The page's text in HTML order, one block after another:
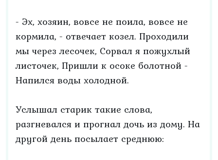
- Эх, хозяин, вовсе не поила, вовсе не
кормила, - отвечает козел. Проходили
мы через лесочек, Сорвал я пожухлый
листочек, Пришли к осоке болотной -
Напился воды холодной.
Услышал старик такие слова,
разгневался и прогнал дочь из дому. На
другой день посылает среднюю: